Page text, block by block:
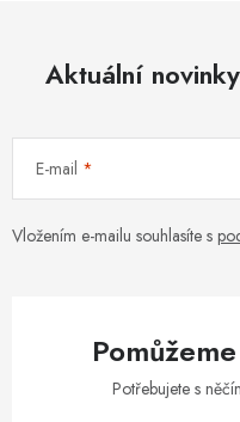
Aktuální
E-mail
Vložením e-mailu souhlasíte s
Potřebujete s